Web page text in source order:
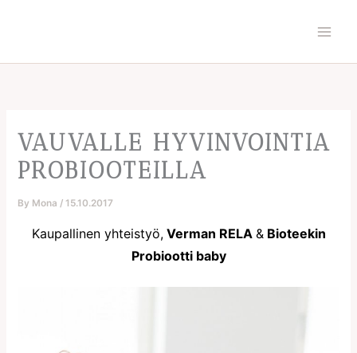
VAUVALLE HYVINVOINTIA
PROBIOOTEILLA
By Mona /15.10.2017
Kaupallinen yhteistyö,Verman RELA &Bioteekin
Probiootti baby